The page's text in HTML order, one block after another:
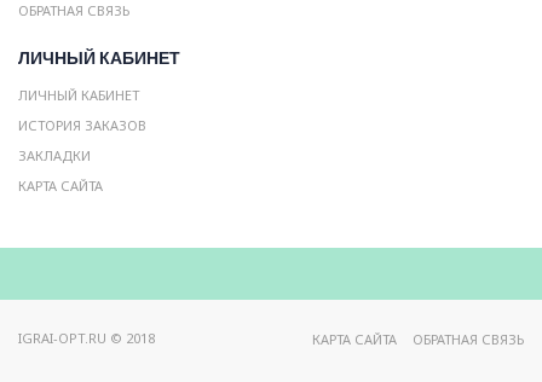
ОБРАТНАЯ СВЯЗЬ
ЛИЧНЫЙ КАБИНЕТ
ЛИЧНЫЙ КАБИНЕТ
ИСТОРИЯ ЗАКАЗОВ
ЗАКЛАДКИ
КАРТА САЙТА
IGRAI-OPT.RU © 2018 КАРТА САЙТА ОБРАТНАЯ СВЯЗЬ